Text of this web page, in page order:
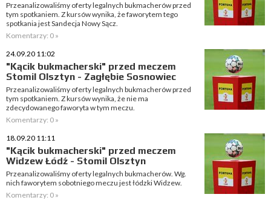
Przeanalizowaliśmy oferty legalnych bukmacherów przed
tym spotkaniem. Z kursów wynika, że faworytem tego
spotkania jest Sandecja Nowy Sącz.
Komentarzy: 0 »
24.09.20 11:02
"Kącik bukmacherski" przed meczem
Stomil Olsztyn - Zagłębie Sosnowiec
Przeanalizowaliśmy oferty legalnych bukmacherów przed
tym spotkaniem. Z kursów wynika, że nie ma
zdecydowanego faworyta w tym meczu.
Komentarzy: 0 »
18.09.20 11:11
"Kącik bukmacherski" przed meczem
Widzew Łódź - Stomil Olsztyn
Przeanalizowaliśmy oferty legalnych bukmacherów. Wg.
nich faworytem sobotniego meczu jest łódzki Widzew.
Komentarzy: 0 »